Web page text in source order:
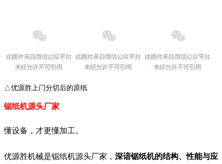
△优源胜上门分切后的原纸
锯纸机源头厂家
懂设备，才更懂加工。
优源胜机械是锯纸机源头厂家， 深谙锯纸机的结构、性能与应